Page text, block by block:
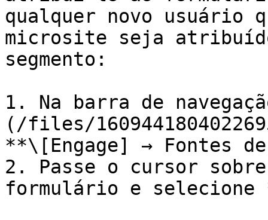
qualquer novo usuário
microsite seja
segmento:
1. Na barra de
(/files/
**\[Engage] → Fontes
2. Passe o cursor
formulário e